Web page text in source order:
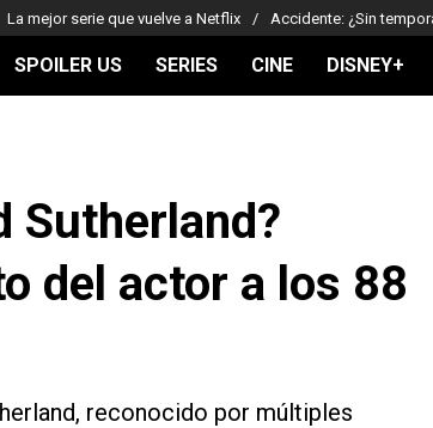
La mejor serie que vuelve a Netflix Accidente: ¿Sin
SPOILER US SERIES CINE DISNEY+
Sutherland?
del actor a los 88
reconocido por múltiples